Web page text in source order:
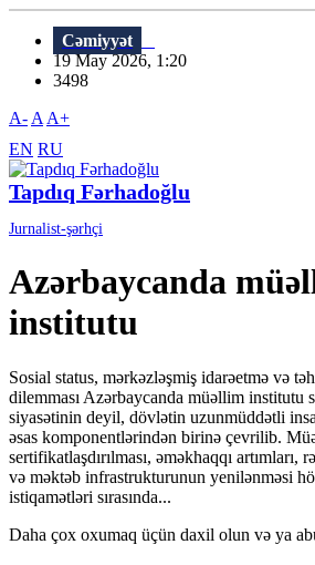
Cəmiyyət
19 May 2026, 1:20
3498
A- A A+
EN RU
Tapdıq Fərhadoğlu
Jurnalist-şərhçi
Azərbaycanda
institutu
Sosial status, mərkəzləşmiş idarəetmə və
dilemması Azərbaycanda müəllim institutu
siyasətinin deyil, dövlətin uzunmüddətli
əsas komponentlərindən birinə çevrilib.
sertifikatlaşdırılması, əməkhaqqı artımları,
və məktəb infrastrukturunun yenilənməsi
istiqamətləri sırasında...
Daha çox oxumaq üçün daxil olun və ya